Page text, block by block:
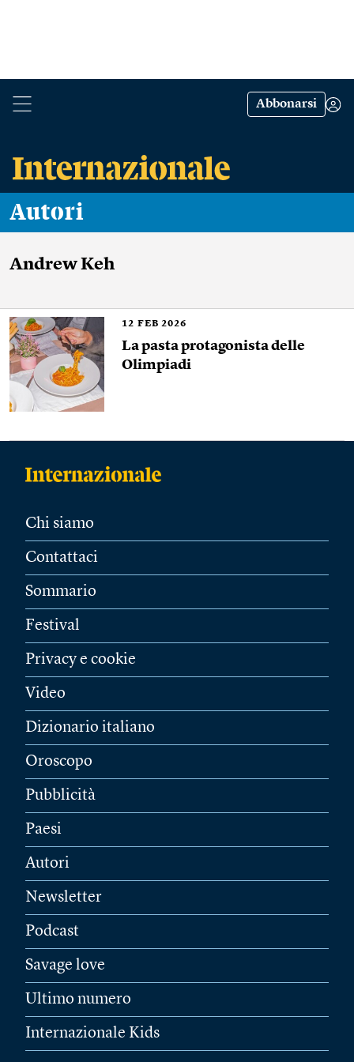
Abbonarsi
Autori
Andrew Keh
12 FEB 2026
La pasta protagonista delle
Olimpiadi
Chi siamo
Contattaci
Sommario
Festival
Privacy e cookie
Video
Dizionario italiano
Oroscopo
Pubblicità
Paesi
Autori
Newsletter
Podcast
Savage love
Ultimo numero
Internazionale Kids